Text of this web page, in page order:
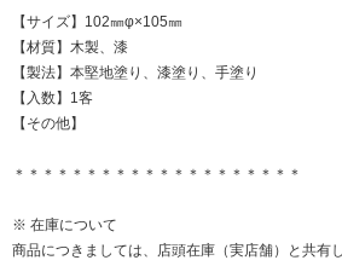
【サイズ】102㎜φ×105㎜
【材質】木製、漆
【製法】本堅地塗り、漆塗り、手塗り
【入数】1客
【その他】
＊＊＊＊＊＊＊＊＊＊＊＊＊＊＊＊＊＊＊＊
※ 在庫について
商品につきましては、店頭在庫（実店舗）と共有